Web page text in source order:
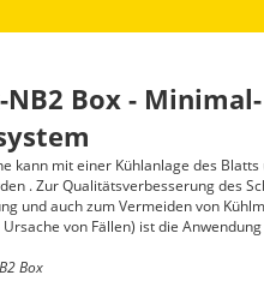
NB2 Box - Minimal-
kann mit einer Kühlanlage des Blatts
. Zur Qualitätsverbesserung des
und auch zum Vermeiden von
von Fällen) ist die
Box